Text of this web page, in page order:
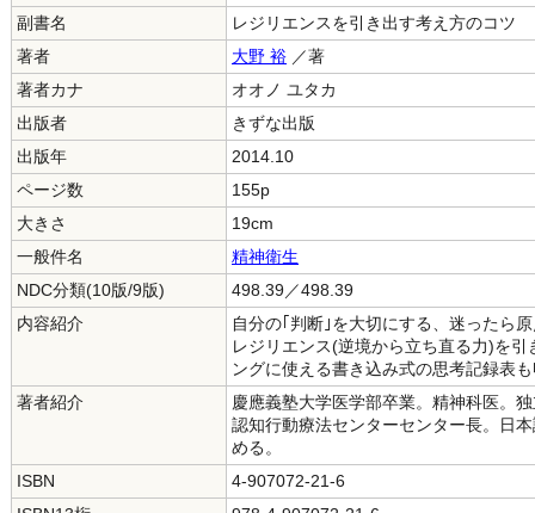
副書名
レジリエンスを引き出す考え方のコツ
著者
大野 裕 ／著
著者カナ
オオノ ユタカ
出版者
きずな出版
出版年
2014.10
ページ数
155p
大きさ
19cm
一般件名
精神衛生
NDC分類(10版/9版)
498.39／498.39
内容紹介
自分の｢判断｣を大切にする、迷ったら
レジリエンス(逆境から立ち直る力)を
ングに使える書き込み式の思考記録表
著者紹介
慶應義塾大学医学部卒業。精神科医。
認知行動療法センターセンター長。日
める。
ISBN
4-907072-21-6